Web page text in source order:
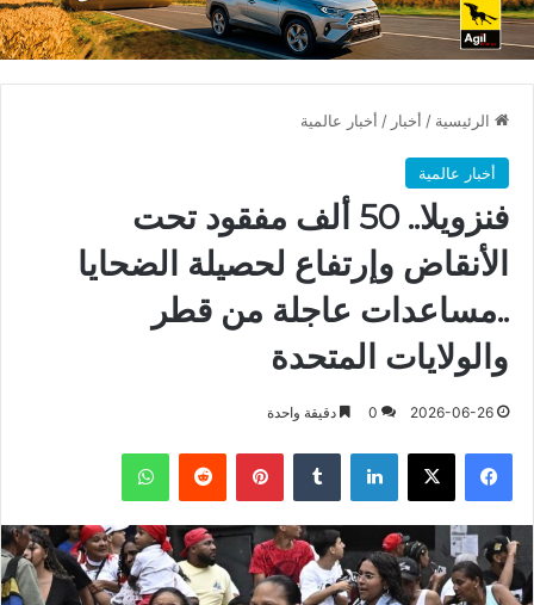
الرئيسية / أخبار / أخبار عالمية
أخبار عالمية
فنزويلا.. 50 ألف مفقود تحت
الأنقاض وإرتفاع لحصيلة الضحايا
..مساعدات عاجلة من قطر
والولايات المتحدة
2026-06-26
0 دقيقة واحدة
فيسبوك X لينكدإن بينتيريست واتساب